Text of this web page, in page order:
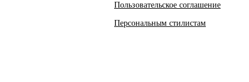
Пользовательское соглашение
Персональным стилистам